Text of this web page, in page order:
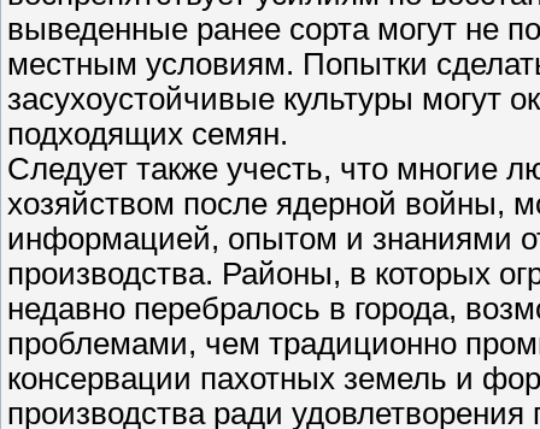
выведенные ранее сорта могут не
местным условиям. Попытки
засухоустойчивые культуры могут
подходящих семян.
Следует также учесть, что многие
хозяйством после ядерной войны,
информацией, опытом и знаниями
производства. Районы, в которых
недавно перебралось в города,
проблемами, чем традиционно
консервации пахотных земель и
производства ради